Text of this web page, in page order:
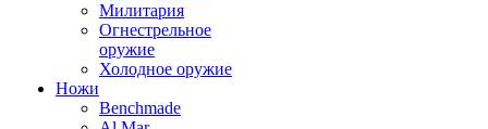
Милитария
Огнестрельное
оружие
Холодное оружие
Ножи
Benchmade